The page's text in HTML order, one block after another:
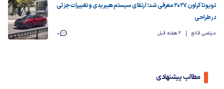
تویوتا کراون ۲۰۲۷ معرفی شد؛ ارتقای سیستم هیبریدی و تغییرات جزئی
در طراحی
مرتضی قانع 2 هفته قبل 0
مطالب پیشنهادی